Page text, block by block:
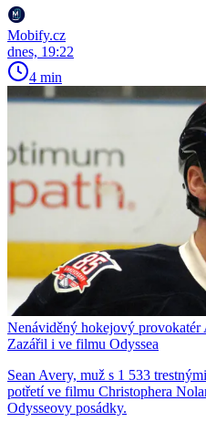
Mobify.cz
dnes, 19:22
4 min
Nenáviděný hokejový
Zazářil i ve filmu Odyssea
Sean Avery, muž s 1 533
potřetí ve filmu Christophera
Odysseovy posádky.